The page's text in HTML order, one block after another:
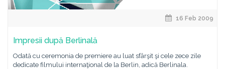
16 Feb 2009
Impresii după Berlinală
Odată cu ceremonia de premiere au luat sfârşit şi cele zece zile
dedicate filmului internaţional de la Berlin, adică Berlinala.